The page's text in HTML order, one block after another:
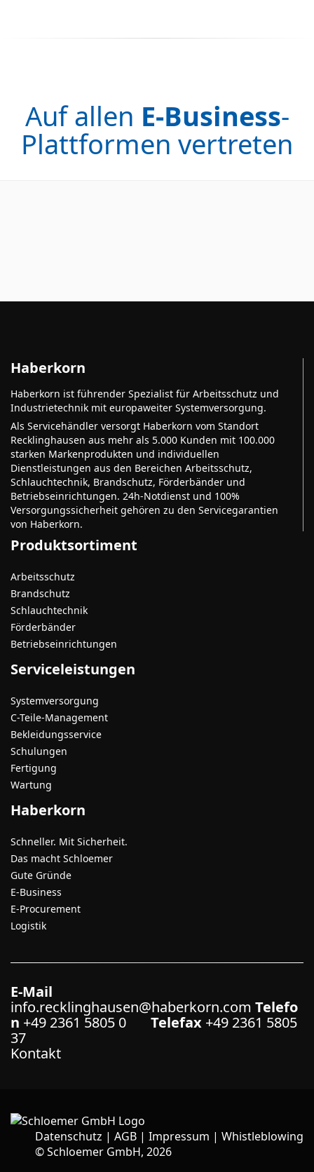
Auf allen E-Business-
Plattformen vertreten
Haberkorn
Haberkorn ist führender Spezialist für Arbeitsschutz und
Industrietechnik mit europaweiter Systemversorgung.
Als Servicehändler versorgt Haberkorn vom Standort
Recklinghausen aus mehr als 5.000 Kunden mit 100.000
starken Markenprodukten und individuellen
Dienstleistungen aus den Bereichen Arbeitsschutz,
Schlauchtechnik, Brandschutz, Förderbänder und
Betriebseinrichtungen. 24h-Notdienst und 100%
Versorgungssicherheit gehören zu den Servicegarantien
von Haberkorn.
Produktsortiment
Arbeitsschutz
Brandschutz
Schlauchtechnik
Förderbänder
Betriebseinrichtungen
Serviceleistungen
Systemversorgung
C-Teile-Management
Bekleidungsservice
Schulungen
Fertigung
Wartung
Haberkorn
Schneller. Mit Sicherheit.
Das macht Schloemer
Gute Gründe
E-Business
E-Procurement
Logistik
E-Mail
info.recklinghausen@haberkorn.com Telefo
n +49 2361 5805 0 Telefax +49 2361 5805
37
Kontakt
Datenschutz | AGB | Impressum | Whistleblowing
©Schloemer GmbH, 2026